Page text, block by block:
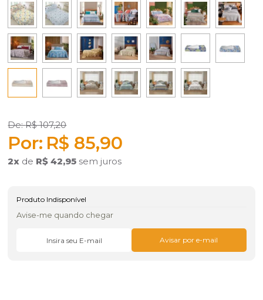
R$ 107,20
R$ 85,90
2x de R$ 42,95 sem juros
Produto Indisponível
Avise-me quando chegar